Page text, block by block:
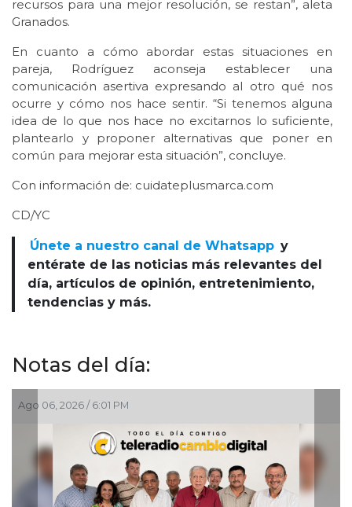
recursos para una mejor resolución, se restan”, aleta
Granados.
En cuanto a cómo abordar estas situaciones en
pareja, Rodríguez aconseja establecer una
comunicación asertiva expresando al otro qué nos
ocurre y cómo nos hace sentir. “Si tenemos alguna
idea de lo que nos hace no excitarnos lo suficiente,
plantearlo y proponer alternativas que poner en
común para mejorar esta situación”, concluye.
Con información de: cuidateplusmarca.com
CD/YC
Únete a nuestro canal de Whatsapp y
entérate de las noticias más relevantes del
día, artículos de opinión, entretenimiento,
tendencias y más.
Notas del día:
Ago 06, 2026 / 2:45 PM